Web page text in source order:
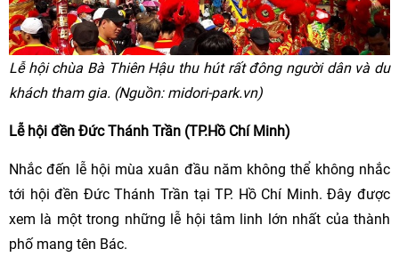
Lễ hội chùa Bà Thiên Hậu thu hút rất đông người dân và du
khách tham gia. (Nguồn: midori-park.vn)
Lễ hội đền Đức Thánh Trần (TP.Hồ Chí Minh)
Nhắc đến lễ hội mùa xuân đầu năm không thể không nhắc
tới hội đền Đức Thánh Trần tại TP. Hồ Chí Minh. Đây được
xem là một trong những lễ hội tâm linh lớn nhất của thành
phố mang tên Bác.